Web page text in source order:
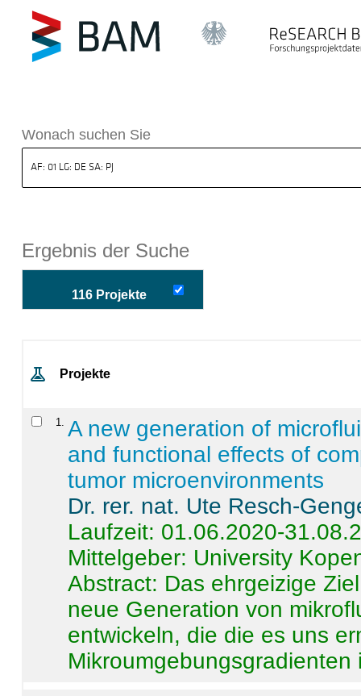
BAM
Wonach suchen Sie
Ergebnis der Suche
116 Projekte
Projekte
1
A new generation of
and functional effects of
tumor microenvironments
Dr. rer. nat. Ute Resch-
Laufzeit: 01.06.2020-
Mittelgeber: University
Abstract: Das ehrgeizige
neue Generation von
entwickeln, die die es uns
Mikroumgebungsgradienten